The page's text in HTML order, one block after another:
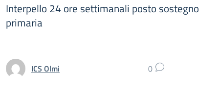
Interpello 24 ore settimanali posto sostegno
primaria
ICS Olmi 0